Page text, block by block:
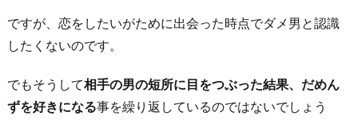
ですが、恋をしたいがために出会った時点でダメ男と認識
したくないのです。
でもそうして相手の男の短所に目をつぶった結果、だめん
ずを好きになる事を繰り返しているのではないでしょう